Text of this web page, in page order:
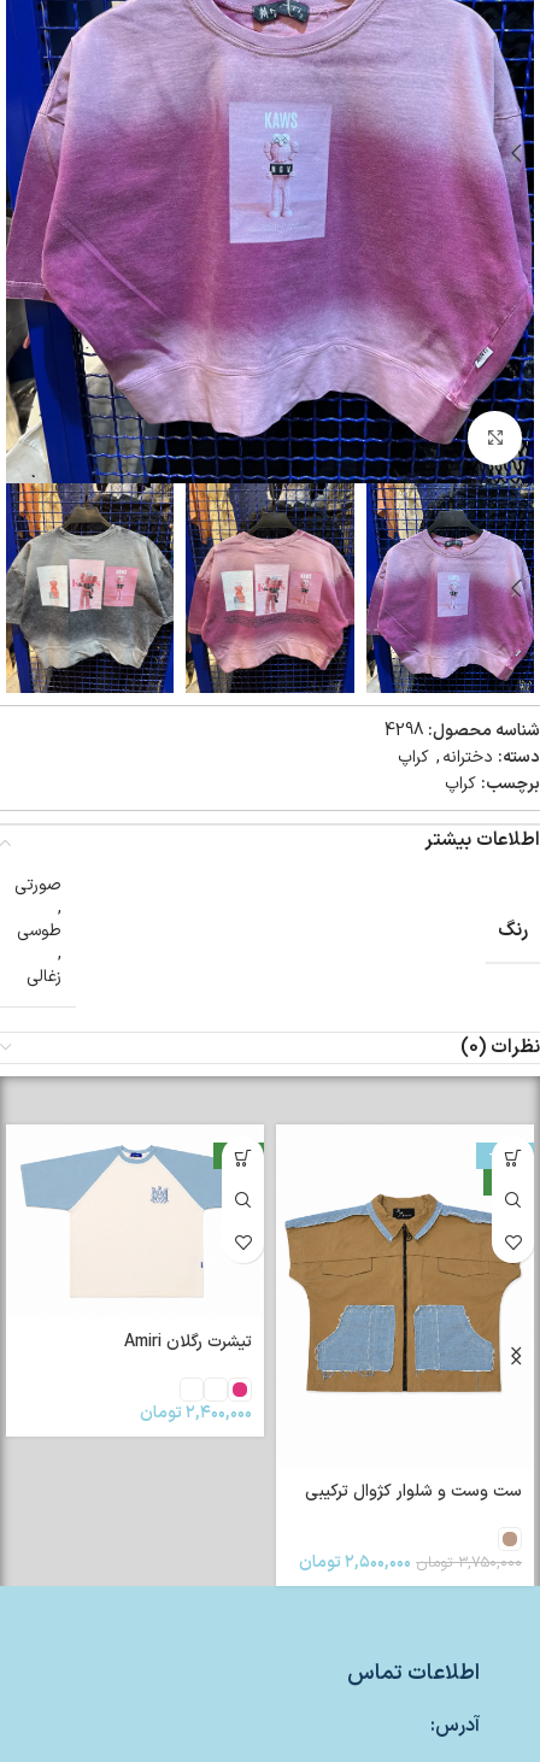
بزرگنمایی تصویر
شناسه محصول: 4298
دسته: دخترانه, کراپ
برچسب: کراپ
اطلاعات بیشتر
رنگ
صورتی
,
طوسی
,
زغالی
نظرات (0)
-33%
ست وست و شلوار کژوال ترکیبی
۳,۷۵۰,۰۰۰ تومان ۲,۵۰۰,۰۰۰تومان
جدید
تیشرت رگلان Amiri
۲,۴۰۰,۰۰۰تومان
اطلاعات تماس
آدرس: